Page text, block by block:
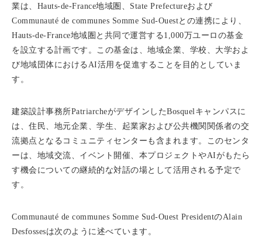
業は、Hauts-de-France地域圏、State Prefectureおよび
Communauté de communes Somme Sud-Ouestとの連携により、
Hauts-de-France地域圏と共同で運営する1,000万ユーロの基金
を設立する計画です。この基金は、地域企業、学校、大学およ
び地域団体におけるAI活用を促進することを目的としていま
す。
建築設計事務所PatriarcheがデザインしたBosquelキャンパスに
は、住民、地元企業、学生、起業家および公共機関関係者の交
流拠点となるコミュニティセンターも含まれます。このセンタ
ーは、地域交流、イベント開催、本プロジェクトやAIがもたら
す機会についての継続的な対話の場として活用される予定で
す。
Communauté de communes Somme Sud-Ouest PresidentのAlain
Desfossesは次のように述べています。